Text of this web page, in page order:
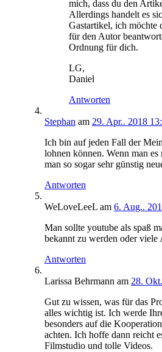
mich, dass du den
Allerdings handelt es
Gastartikel, ich möchte
für den Autor
Ordnung für dich.
LG,
Daniel
Antworten
Stephan am 29. Apr.. 2018
Ich bin auf jeden Fall der
lohnen können. Wenn man
man so sogar sehr günstig
Antworten
WeLoveLeeL am 6. Aug..
Man sollte youtube als spaß
bekannt zu werden oder viele
Antworten
Larissa Behrmann am 28.
Gut zu wissen, was für das
alles wichtig ist. Ich werde
besonders auf die
achten. Ich hoffe dann reicht
Filmstudio und tolle Videos.